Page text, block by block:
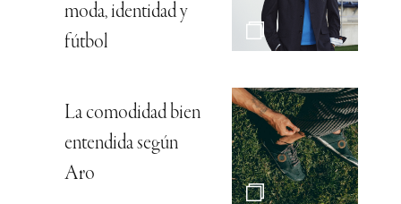
moda, identidad y
fútbol
La comodidad bien
entendida según
Aro